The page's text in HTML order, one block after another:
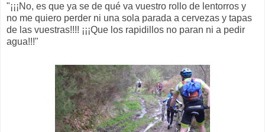
"¡¡¡No, es que ya se de qué va vuestro rollo de lentorros y
no me quiero perder ni una sola parada a cervezas y tapas
de las vuestras!!!! ¡¡¡Que los rapidillos no paran ni a pedir
agua!!!"